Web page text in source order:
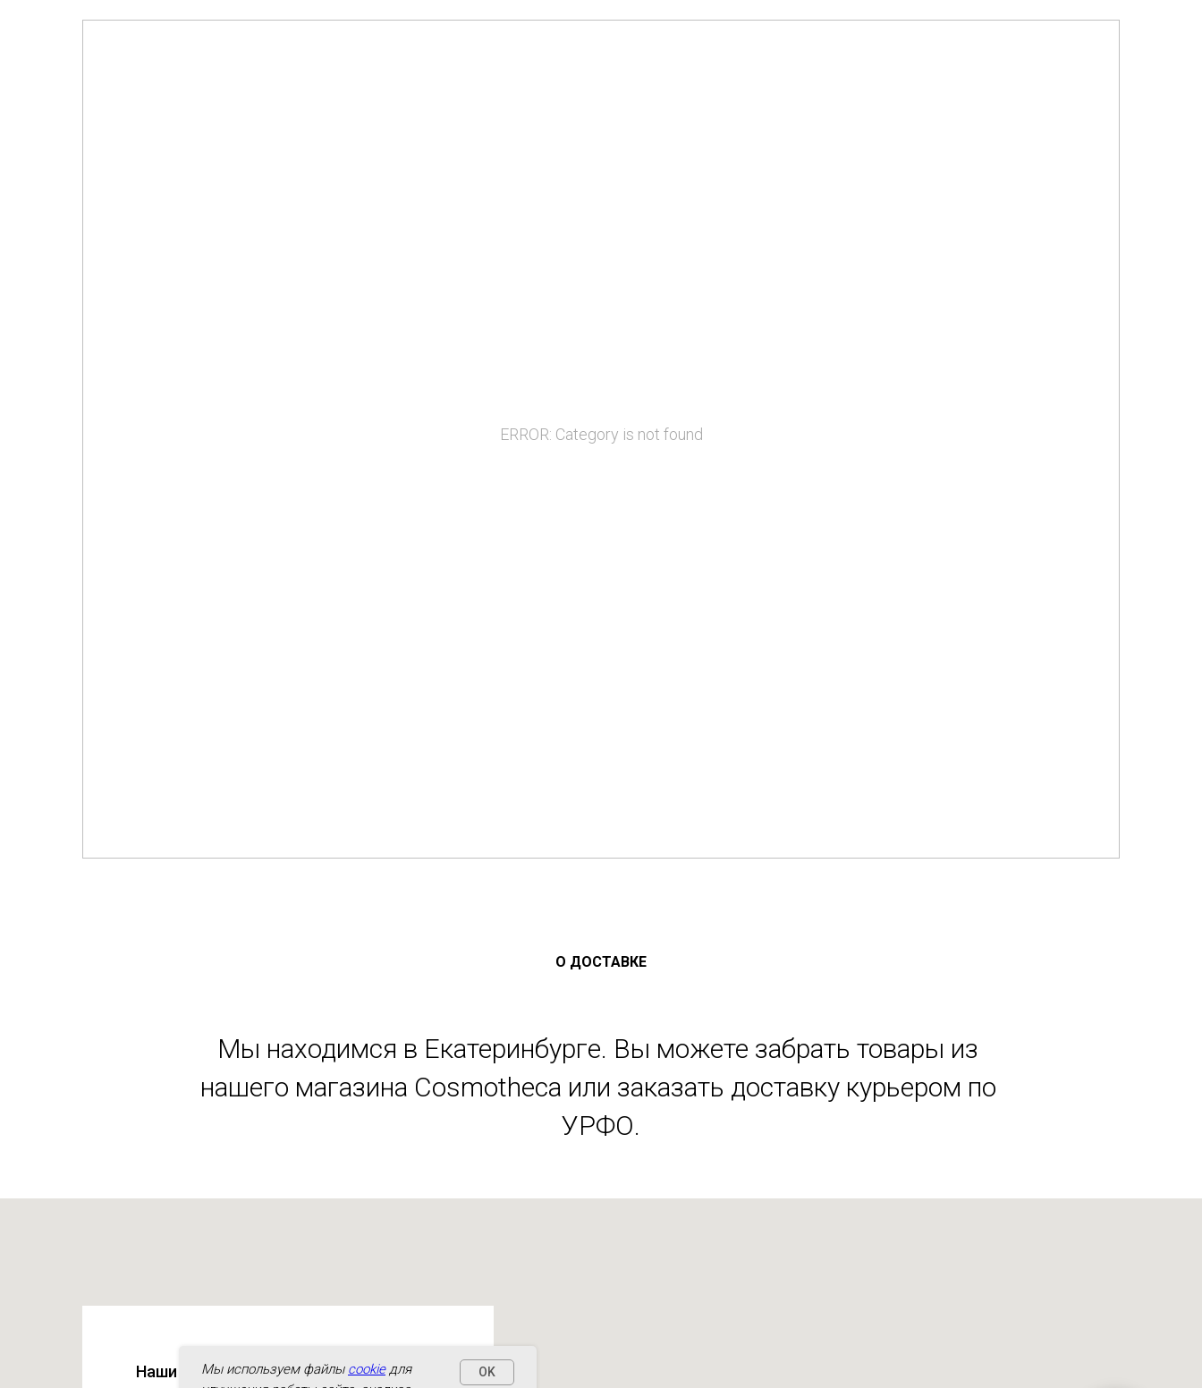
ERROR: Category is not found
О ДОСТАВКЕ
Мы находимся в Екатеринбурге. Вы можете забрать товары из
нашего магазина Cosmotheca или заказать доставку курьером по
УРФО.
Мы используем файлы cookieдля
OK
Наши адреса